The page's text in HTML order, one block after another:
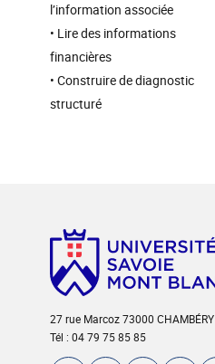
l’information associée
• Lire des informations
financières
• Construire de diagnostic
structuré
27 rue Marcoz 73000 CHAMBÉRY
Tél : 04 79 75 85 85